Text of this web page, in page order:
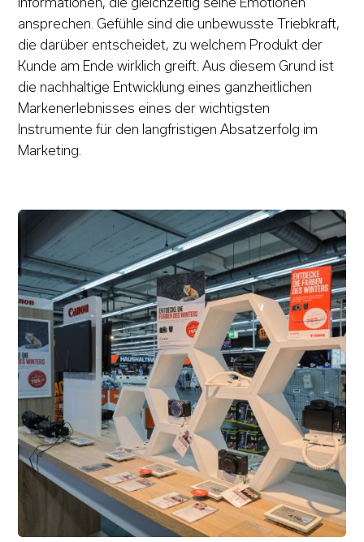
ansprechen. Gefühle sind die unbewusste Triebkraft,
die darüber entscheidet, zu welchem Produkt der
Kunde am Ende wirklich greift. Aus diesem Grund ist
die nachhaltige Entwicklung eines ganzheitlichen
Markenerlebnisses eines der wichtigsten
Instrumente für den langfristigen Absatzerfolg im
Marketing.